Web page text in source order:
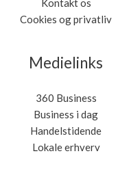
Kontakt os
Cookies og privatliv
Medielinks
360 Business
Business i dag
Handelstidende
Lokale erhverv